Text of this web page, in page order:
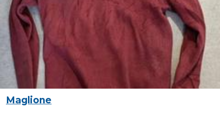
Maglione